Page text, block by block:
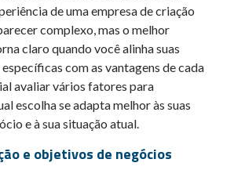
de uma empresa de criação
complexo, mas o melhor
claro quando você alinha suas
com as vantagens de cada
avaliar vários fatores para
escolha se adapta melhor às suas
e à sua situação atual.
e objetivos de negócios